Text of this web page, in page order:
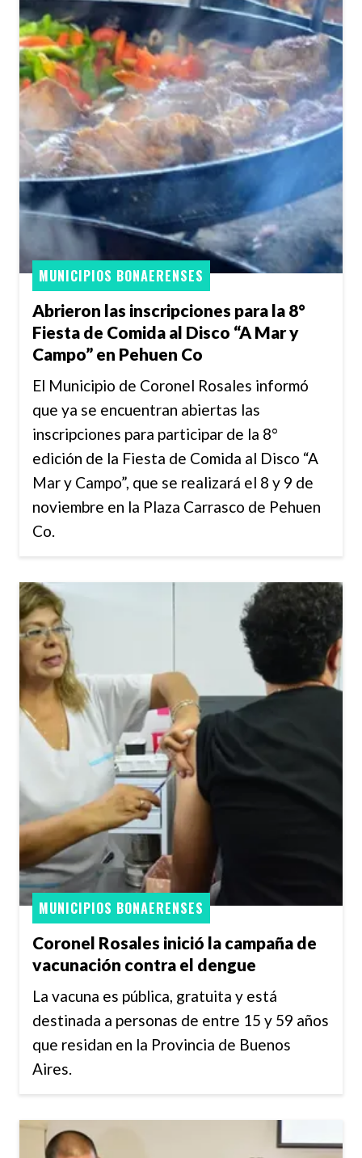
Abrieron las inscripciones para la 8°
Fiesta de Comida al Disco “A Mar y
Campo” en Pehuen Co
MUNICIPIOS BONAERENSES
El Municipio de Coronel Rosales informó
que ya se encuentran abiertas las
inscripciones para participar de la 8°
edición de la Fiesta de Comida al Disco “A
Mar y Campo”, que se realizará el 8 y 9 de
noviembre en la Plaza Carrasco de Pehuen
Co.
Coronel Rosales inició la campaña de
vacunación contra el dengue
MUNICIPIOS BONAERENSES
La vacuna es pública, gratuita y está
destinada a personas de entre 15 y 59 años
que residan en la Provincia de Buenos
Aires.